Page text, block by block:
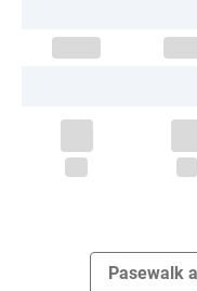
Pasewalk